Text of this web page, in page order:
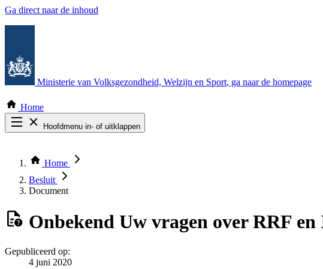
Ga direct naar de inhoud
Ministerie van Volksgezondheid, Welzijn en Sport, ga naar de homepage
Home
Hoofdmenu in- of uitklappen
Thema COVID-19
Bekijk per bestuursorgaan
Home
Besluit
Document
Onbekend Uw vragen over RRF
Gepubliceerd op:
4 juni 2020